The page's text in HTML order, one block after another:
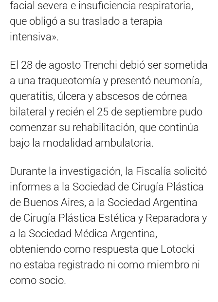
facial severa e insuficiencia respiratoria,
que obligó a su traslado a terapia
intensiva».
El 28 de agosto Trenchi debió ser sometida
a una traqueotomía y presentó neumonía,
queratitis, úlcera y abscesos de córnea
bilateral y recién el 25 de septiembre pudo
comenzar su rehabilitación, que continúa
bajo la modalidad ambulatoria.
Durante la investigación, la Fiscalía solicitó
informes a la Sociedad de Cirugía Plástica
de Buenos Aires, a la Sociedad Argentina
de Cirugía Plástica Estética y Reparadora y
a la Sociedad Médica Argentina,
obteniendo como respuesta que Lotocki
no estaba registrado ni como miembro ni
como socio.